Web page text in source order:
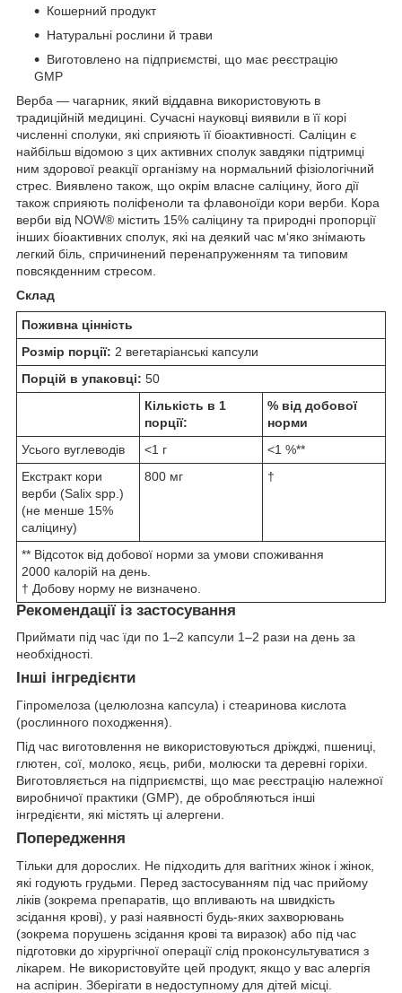
Кошерний продукт
Натуральні рослини й трави
Виготовлено на підприємстві, що має реєстрацію
GMP
Верба — чагарник, який віддавна використовують в
традиційній медицині. Сучасні науковці виявили в її корі
численні сполуки, які сприяють її біоактивності. Саліцин є
найбільш відомою з цих активних сполук завдяки підтримці
ним здорової реакції організму на нормальний фізіологічний
стрес. Виявлено також, що окрім власне саліцину, його дії
також сприяють поліфеноли та флавоноїди кори верби. Кора
верби від NOW® містить 15% саліцину та природні пропорції
інших біоактивних сполук, які на деякий час м‘яко знімають
легкий біль, спричинений перенапруженням та типовим
повсякденним стресом.
Склад
Поживна цінність
Розмір порції: 2 вегетаріанські капсули
Порцій в упаковці: 50
Кількість в 1
порції:
% від добової
норми
Усього вуглеводів
<1 г
<1 %**
Екстракт кори
верби (Salix spp.)
(не менше 15%
саліцину)
800 мг †
** Відсоток від добової норми за умови споживання
2000 калорій на день.
† Добову норму не визначено.
Рекомендації із застосування
Приймати під час їди по 1–2 капсули 1–2 рази на день за
необхідності.
Інші інгредієнти
Гіпромелоза (целюлозна капсула) і стеаринова кислота
(рослинного походження).
Під час виготовлення не використовуються дріжджі, пшениці,
глютен, сої, молоко, яєць, риби, молюски та деревні горіхи.
Виготовляється на підприємстві, що має реєстрацію належної
виробничої практики (GMP), де обробляються інші
інгредієнти, які містять ці алергени.
Попередження
Тільки для дорослих. Не підходить для вагітних жінок і жінок,
які годують грудьми. Перед застосуванням під час прийому
ліків (зокрема препаратів, що впливають на швидкість
зсідання крові), у разі наявності будь-яких захворювань
(зокрема порушень зсідання крові та виразок) або під час
підготовки до хірургічної операції слід проконсультуватися з
лікарем. Не використовуйте цей продукт, якщо у вас алергія
на аспірин. Зберігати в недоступному для дітей місці.